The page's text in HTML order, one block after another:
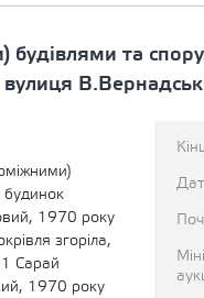
будівлями та
вулиця
будинок
1970 року
згоріла,
Сарай
1970 року